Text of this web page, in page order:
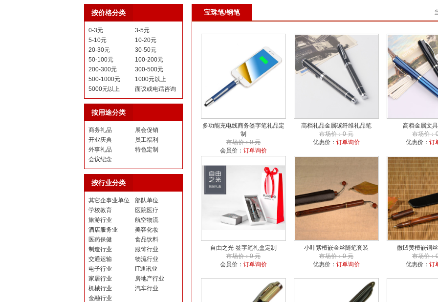
议或电话咨询
按价格分类
0-3元
3-5元
5-10元
10-20元
20-30元
30-50元
50-100元
100-200元
200-300元
300-500元
500-1000元
1000元以上
5000元以上
面议或电话咨询
按用途分类
商务礼品
展会促销
开业庆典
员工福利
外事礼品
特色定制
会议纪念
按行业分类
其它企事业单位
部队单位
学校教育
医院医疗
旅游行业
航空物流
酒店服务业
美容化妆
医药保健
食品饮料
制造行业
服饰行业
交通运输
物流行业
电子行业
IT通讯业
家居行业
房地产行业
机械行业
汽车行业
金融行业
宝珠笔/钢笔
多功能充电线商务签字笔礼品定
制
市场价：0 元
会员价： 订单询价
高档礼品金属碳纤维礼品笔
市场价：0 元
优惠价： 订单询价
高档金属文
市场价：
优惠价： 订
自由之光-签字笔礼盒定制
市场价：0 元
会员价： 订单询价
小叶紫檀嵌金丝随笔套装
市场价：0 元
优惠价： 订单询价
微凹黄檀嵌铜
市场价：
优惠价： 订